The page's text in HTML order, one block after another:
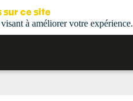
sur ce site
à améliorer votre expérience.